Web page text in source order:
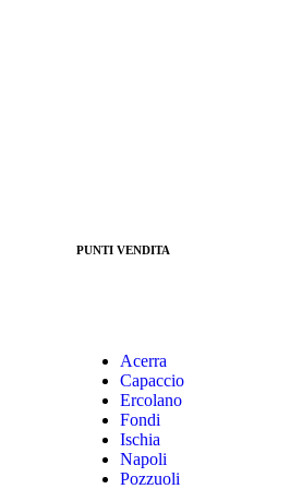
PUNTI VENDITA
Acerra
Capaccio
Ercolano
Fondi
Ischia
Napoli
Pozzuoli